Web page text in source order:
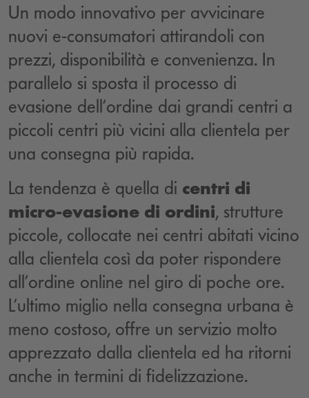
Un modo innovativo per avvicinare
nuovi e-consumatori attirandoli con
prezzi, disponibilità e convenienza. In
parallelo si sposta il processo di
evasione dell’ordine dai grandi centri a
piccoli centri più vicini alla clientela per
una consegna più rapida.
La tendenza è quella di centri di
micro-evasione di ordini, strutture
piccole, collocate nei centri abitati vicino
alla clientela così da poter rispondere
all’ordine online nel giro di poche ore.
L’ultimo miglio nella consegna urbana è
meno costoso, offre un servizio molto
apprezzato dalla clientela ed ha ritorni
anche in termini di fidelizzazione.